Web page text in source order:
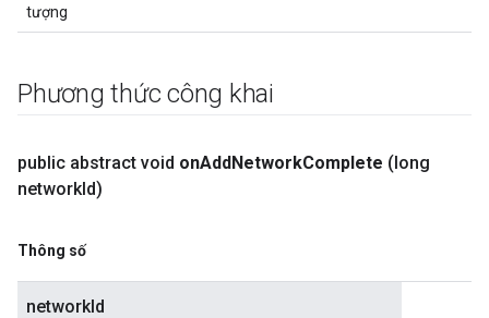
tượng
Phương thức công khai
public abstract void onAddNetworkComplete (long
networkId)
Thông số
networkId